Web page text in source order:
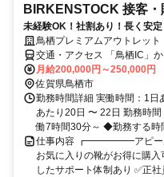
BIRKENSTOCK 接客・
未経験OK！社割あり！長く安
鳥栖プレミアムアウトレット
交通・アクセス 「鳥栖IC」
より約 0.5km、JR「弥生が
らバスで15分
月給200,000円～250,000円
佐賀県鳥栖市
勤務時間詳細 実働時間：1日
あたり20日 〜 22日 勤務時
働7時間30分～ ◆勤務する時
仕事内容 ┏━━━━━アピー
お気に入りの靴がお得に購
したサポート体制あり ✅正